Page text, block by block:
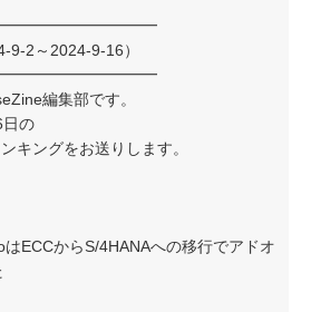
9-2～2024-9-16）
編集部です。
の
キングをお送りします。
ECCからS/4HANAへの移行でアドオ